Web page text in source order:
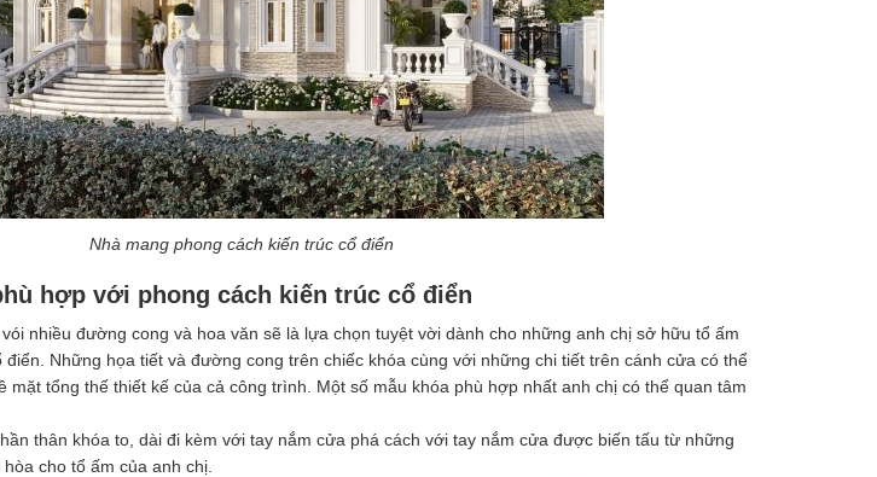
Nhà mang phong cách kiến trúc cổ điển
hợp với phong cách kiến trúc cổ điển
nhiều đường cong và hoa văn sẽ là lựa chọn tuyệt vời dành cho những anh chị sở hữu tổ ấm
Những họa tiết và đường cong trên chiếc khóa cùng với những chi tiết trên cánh cửa có thể
mặt tổng thế thiết kế của cả công trình. Một số mẫu khóa phù hợp nhất anh chị có thể quan tâm
thân khóa to, dài đi kèm với tay nắm cửa phá cách với tay nắm cửa được biến tấu từ những
cho tổ ấm của anh chị.